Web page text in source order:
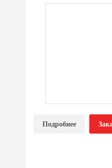
Почтовый ящик
Цена по запросу
Подробнее